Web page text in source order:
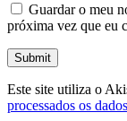
Guardar o meu
próxima vez que eu
Este site utiliza o
processados os